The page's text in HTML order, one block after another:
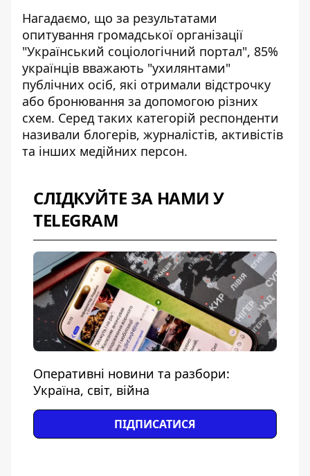
Нагадаємо, що за результатами
опитування громадської організації
"Український соціологічний портал", 85%
українців вважають "ухилянтами"
публічних осіб, які отримали відстрочку
або бронювання за допомогою різних
схем. Серед таких категорій респонденти
називали блогерів, журналістів, активістів
та інших медійних персон.
СЛІДКУЙТЕ ЗА НАМИ У
TELEGRAM
Оперативні новини та разбори:
Україна, світ, війна
ПІДПИСАТИСЯ